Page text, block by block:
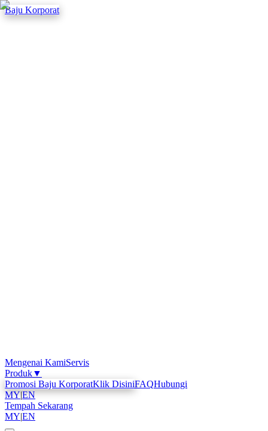
Baju Korporat
Mengenai KamiServis
Produk▼
Promosi Baju KorporatKlik DisiniFAQHubungi
MY|EN
Tempah Sekarang
MY|EN